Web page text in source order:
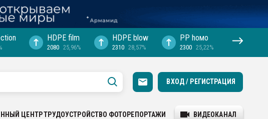
HDPE film
2080 25,96%
HDPE blow
2310 28,57%
PP hомо
2300 25,22%
ВХОД / РЕГИСТРАЦИЯ
ЦЕНТРТРУДОУСТРОЙСТВО ФОТОРЕПОРТАЖИ ВИДЕОКАНАЛ